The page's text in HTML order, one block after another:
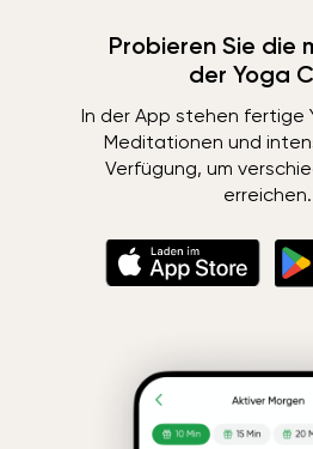
Probieren Sie die
der Yoga
In der App stehen fertige
Meditationen und
Verfügung, um
erreichen.